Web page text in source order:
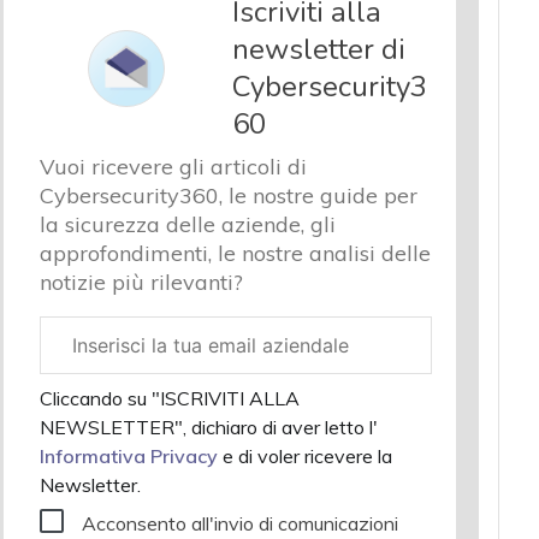
Iscriviti alla
newsletter di
Cybersecurity3
60
Vuoi ricevere gli articoli di
Cybersecurity360, le nostre guide per
la sicurezza delle aziende, gli
approfondimenti, le nostre analisi delle
notizie più rilevanti?
aziendale
Cliccando su "ISCRIVITI ALLA
NEWSLETTER", dichiaro di aver letto l'
Informativa Privacy e di voler ricevere la
Newsletter.
Acconsento all'invio di comunicazioni